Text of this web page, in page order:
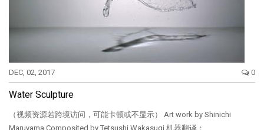
DEC, 02, 2017 0
Water Sculpture
（视频资源若跨境访问，可能卡顿或不显示） Art work by Shinichi
Maruyama Composited by Tetsushi Wakasugi 机器翻译：…